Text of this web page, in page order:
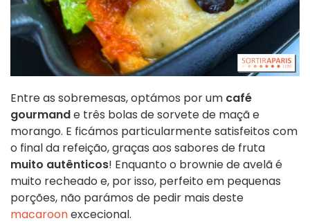
Entre as sobremesas, optámos por um café
gourmande três bolas de sorvete de maçã e
morango. E ficámos particularmente satisfeitos com
o final da refeição, graças aos sabores de fruta
muito autênticos! Enquanto o brownie de avelã é
muito recheado e, por isso, perfeito em pequenas
porções, não parámos de pedir mais deste
macaroonexcecional.